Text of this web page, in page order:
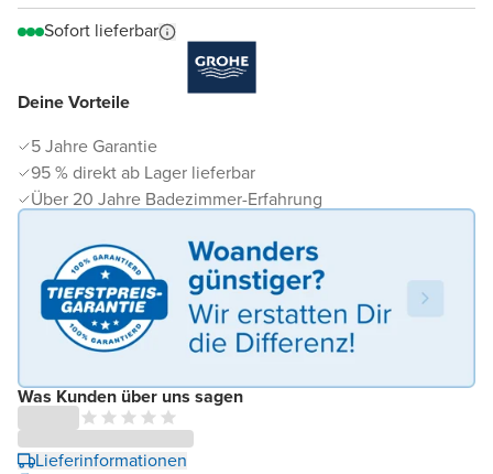
Deine Vorteile
5 Jahre Garantie
95 % direkt ab Lager lieferbar
Über 20 Jahre Badezimmer-Erfahrung
Was Kunden über uns sagen
Lieferinformationen
Sofort lieferbar